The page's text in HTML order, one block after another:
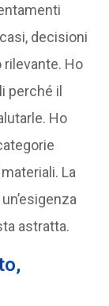
decisioni
Ho
perché il
Ho
La
astratta.